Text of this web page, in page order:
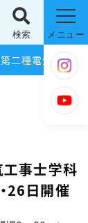
検索 メニュー
宮城仙台会場【上期】第二種電気工事士学科試験（CBT・筆記）対策 4月25日・26日開催
工事士学科
26日開催